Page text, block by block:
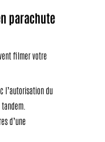
parachute
filmer votre
l’autorisation du
d’une